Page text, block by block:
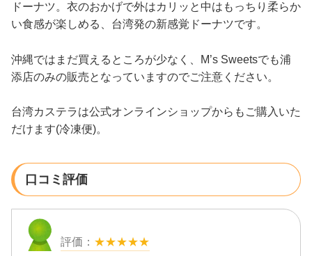
ドーナツ。衣のおかげで外はカリッと中はもっちり柔らか
い食感が楽しめる、台湾発の新感覚ドーナツです。
沖縄ではまだ買えるところが少なく、M’s Sweetsでも浦
添店のみの販売となっていますのでご注意ください。
台湾カステラは公式オンラインショップからもご購入いた
だけます(冷凍便)。
口コミ評価
★★★★★